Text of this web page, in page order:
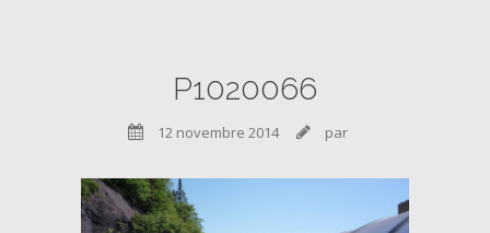
P1020066
 12 novembre 2014  par